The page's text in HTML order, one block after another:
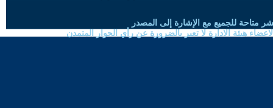
متاحة للجميع مع الإشارة إلى المصدر
هيئة الادارة لا تعبر بالضرورة عن رأي الحوار المتمدن